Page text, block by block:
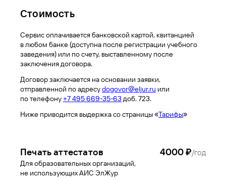
Стоимость
Сервис оплачивается банковской картой, квитанцией
в любом банке (доступна после регистрации учебного
заведения) или по счету, выставленному после
заключения договора.
Договор заключается на основании заявки,
отправленной по адресуdogovor@eljur.ru или
по телефону+7 495 669-35-63доб. 723.
Ниже приводится выдержка со страницы «Тарифы»
Печать аттестатов 4000₽/год
Для образовательных организаций,
не использующих АИС ЭлЖур